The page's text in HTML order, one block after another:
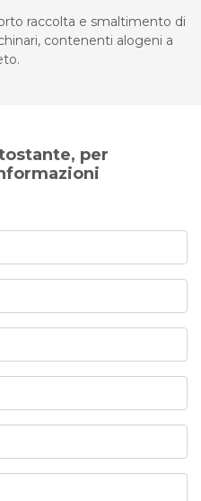
raccolta e smaltimento di
contenenti alogeni a
per